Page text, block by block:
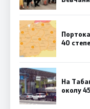
40
На
околу